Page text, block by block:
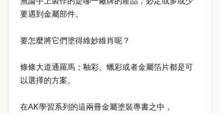
要遇到金屬部件。
要怎麼將它們塗得維妙維肖呢？
條條大道通羅馬；釉彩、蠟彩或者金屬箔片都是可
以選擇的方案。
在AK學習系列的這兩冊金屬塗裝專書之中，